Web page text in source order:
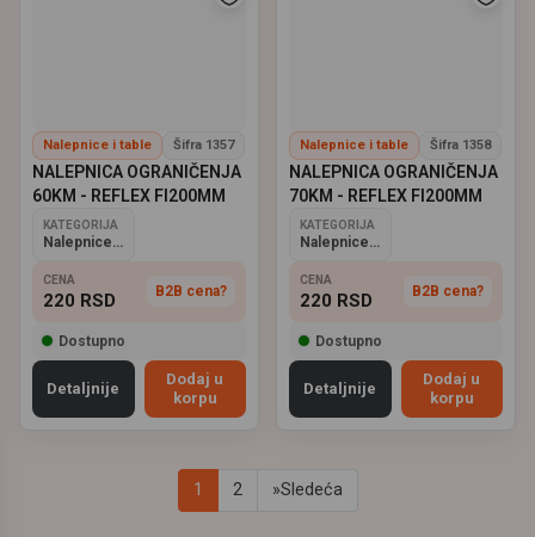
Nalepnice i table Šifra 1357
NALEPNICA OGRANIČENJA
60KM - REFLEX FI200MM
KATEGORIJA
Nalepnice i table
CENA
220 RSD B2B cena?
Dostupno
Detaljnije
Dodaj u
korpu
Nalepnice i table Šifra 1358
NALEPNICA OGRANIČENJA
70KM - REFLEX FI200MM
KATEGORIJA
Nalepnice i table
CENA
220 RSD B2B cena?
Dostupno
Detaljnije
Dodaj u
korpu
1 2 »Sledeća